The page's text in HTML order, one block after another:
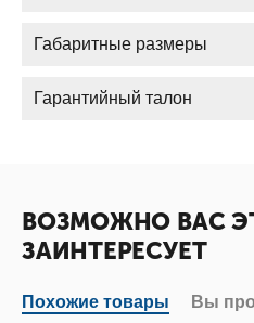
Габаритные размеры
Гарантийный талон
ВОЗМОЖНО ВАС
ЗАИНТЕРЕСУЕТ
Похожие товары Вы